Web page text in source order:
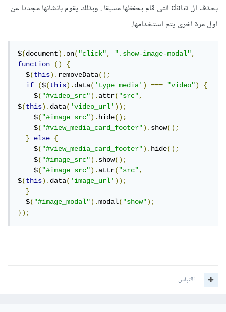
بحذف ال data التى قام بحفظها مسبقا . وبذلك يقوم بانشائها مجددا عن
اول مرة اخرى يتم استخدامها.
$(document).on("click", ".show-image-modal",
function
()
{
  $
(this).removeData();
if
($(this).data('type_media') === "video")
{
    $
("#video_src").attr("src",
$(this).data('video_url'));
    $
("#image_src").hide();
    $
("#view_media_card_footer").show();
}
else
{
    $
("#view_media_card_footer").hide();
    $
("#image_src").show();
    $
("#image_src").attr("src",
$(this).data('image_url'));
}
  $
("#image_modal").modal("show");
});
اقتباس